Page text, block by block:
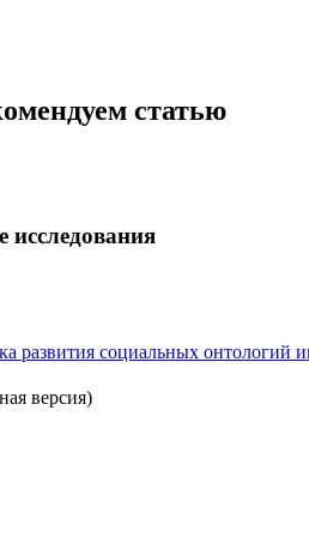
статью
исследования
развития социальных онтологий
версия)